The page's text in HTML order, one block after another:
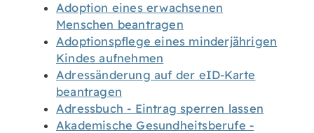
Adoption eines erwachsenen
Menschen beantragen
Adoptionspflege eines minderjährigen
Kindes aufnehmen
Adressänderung auf der eID-Karte
beantragen
Adressbuch - Eintrag sperren lassen
Akademische Gesundheitsberufe -